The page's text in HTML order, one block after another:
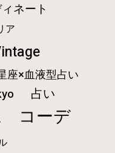
ネート
ア
座×血液型占い
占い
コーデ